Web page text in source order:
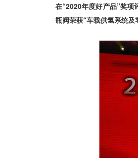
在“2020年度好产品”奖项
瓶阀荣获“车载供氢系统及